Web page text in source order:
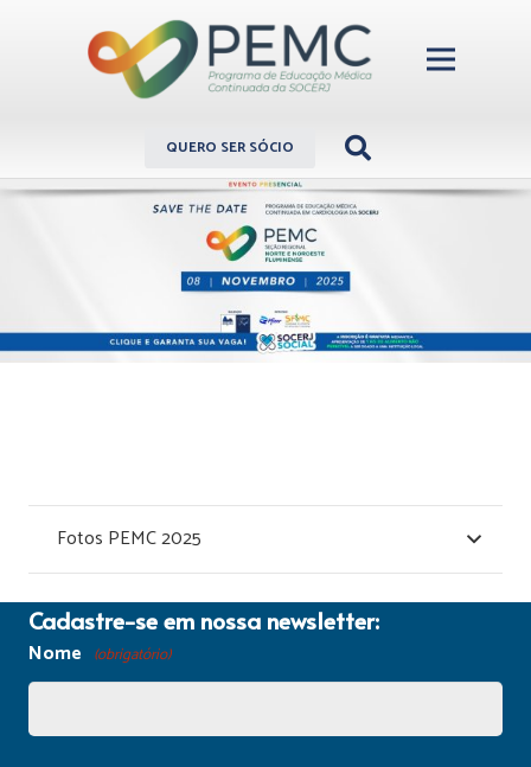
QUERO SER SÓCIO
Fotos PEMC 2025
Cadastre-se em nossa newsletter:
Nome (obrigatório)